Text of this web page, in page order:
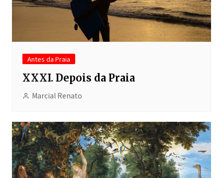
Antes da Praia
XXXI. Depois da Praia
Marcial Renato